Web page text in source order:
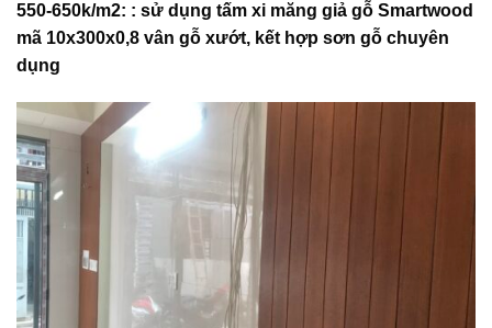
550-650k/m2: : sử dụng tấm xi măng giả gỗ Smartwood
mã 10x300x0,8 vân gỗ xướt, kết hợp sơn gỗ chuyên
dụng